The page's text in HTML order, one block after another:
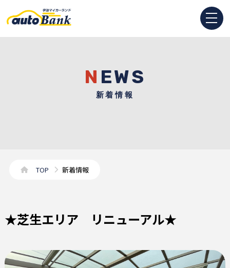
NEWS
新着情報
TOP 新着情報
★芝生エリア リニューアル★